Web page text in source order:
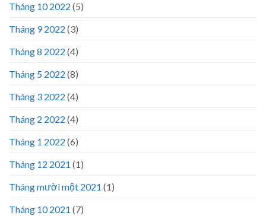
Tháng 10 2022 (5)
Tháng 9 2022 (3)
Tháng 8 2022 (4)
Tháng 5 2022 (8)
Tháng 3 2022 (4)
Tháng 2 2022 (4)
Tháng 1 2022 (6)
Tháng 12 2021 (1)
Tháng mười một 2021 (1)
Tháng 10 2021 (7)